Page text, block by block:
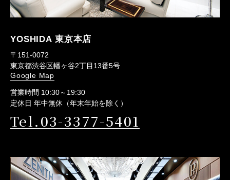
YOSHIDA 東京本店
〒151-0072
東京都渋谷区幡ヶ谷2丁目13番5号
Google Map
営業時間 10:30～19:30
定休日 年中無休（年末年始を除く）
Tel.03-3377-5401